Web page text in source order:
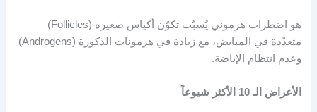
هو اضطراب هرموني يُسبّب تكوّن أكياس صغيرة (Follicles)
متعدّدة في المبايض، مع زيادة في هرمونات الذكورة (Androgens)
وعدم انتظام الإباضة.
الأعراض الـ 10 الأكثر شيوعاً